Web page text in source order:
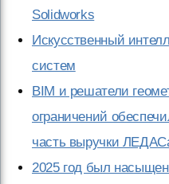
Solidworks
Искусственный
систем
BIM и решатели
ограничений
часть выручки
2025 год был